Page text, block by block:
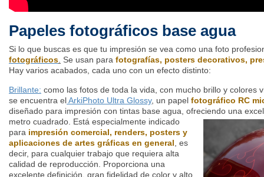
Papeles fotográficos base agua
Si lo que buscas es que tu impresión se vea como una foto
fotográficos Se usan para fotografías, posters decorativos,
Hay varios acabados, cada uno con un efecto distinto:
Brillante: como las fotos de toda la vida, con mucho brillo y colores
se encuentra elArkiPhoto Ultra Glossy, un papel fotográfico RC
diseñado para impresión con tintas base agua, ofreciendo una
metro cuadrado. Está especialmente indicado
para impresión comercial, renders, posters y
aplicaciones de artes gráficas en general , es
decir, para cualquier trabajo que requiera alta
calidad de reproducción. Proporciona una
excelente definición, gran fidelidad de color y alto